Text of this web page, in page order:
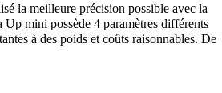
la meilleure précision possible avec la
mini possède 4 paramètres différents
à des poids et coûts raisonnables. De